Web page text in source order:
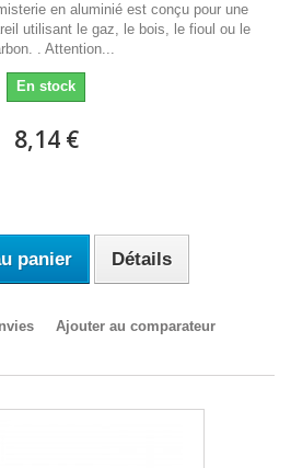
en aluminié est conçu pour une
utilisant le gaz, le bois, le fioul ou le
. Attention...
En stock
8,14 €
panier Détails
Ajouter au comparateur